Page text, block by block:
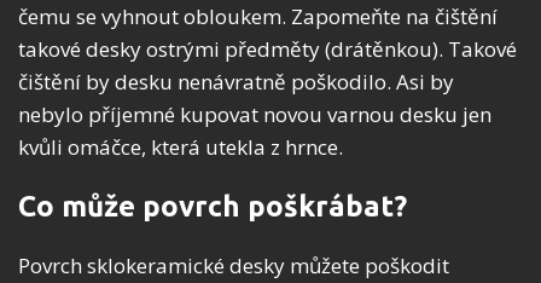
čemu se vyhnout obloukem. Zapomeňte na čištění
takové desky ostrými předměty (drátěnkou). Takové
čištění by desku nenávratně poškodilo. Asi by
nebylo příjemné kupovat novou varnou desku jen
kvůli omáčce, která utekla z hrnce.
Co může povrch poškrábat?
Povrch sklokeramické desky můžete poškodit